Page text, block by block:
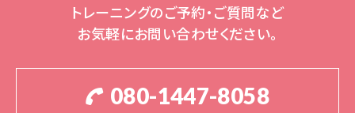
トレーニングのご予約・ご質問など
お気軽にお問い合わせください。
080-1447-8058